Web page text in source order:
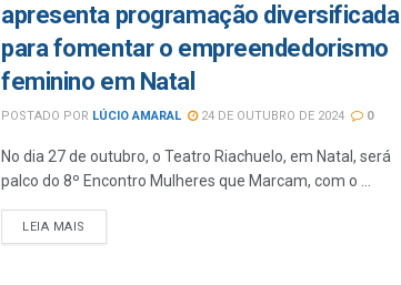
apresenta programação diversificada
para fomentar o empreendedorismo
feminino em Natal
POSTADO POR LÚCIO AMARAL 24 DE OUTUBRO DE 2024 0
No dia 27 de outubro, o Teatro Riachuelo, em Natal, será
palco do 8º Encontro Mulheres que Marcam, com o ...
LEIA MAIS